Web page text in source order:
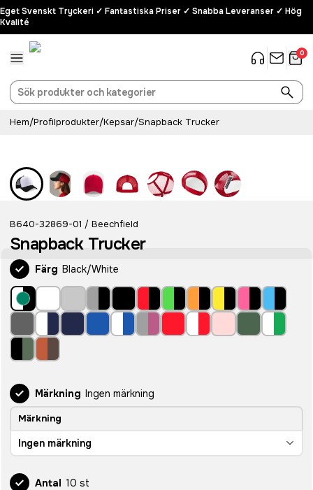
Eget Svenskt Tryckeri ✓ Fantastiska Priser ✓ Snabba Leveranser ✓ Hög
Kvalité
0
Hem/Profilprodukter/Kepsar/Snapback Trucker
Populär
B640-32869-01 / Beechfield
Snapback Trucker
Färg Black/White
Märkning Ingen märkning
Märkning
Ingen märkning
Antal 10 st